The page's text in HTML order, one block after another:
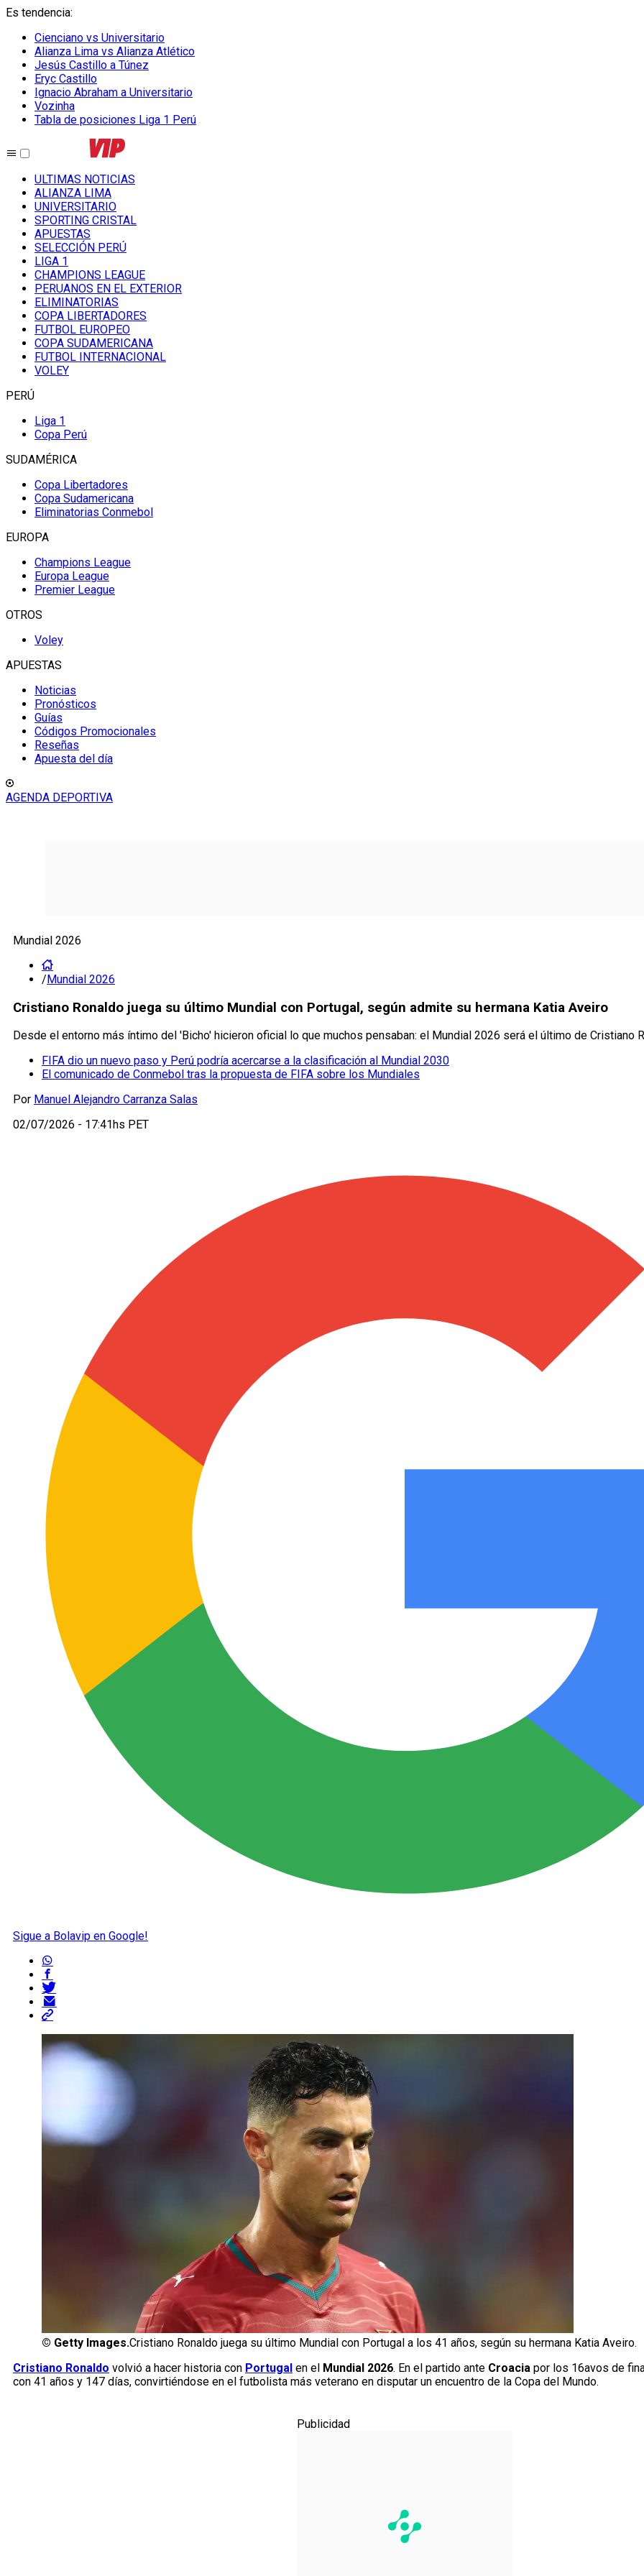
Es tendencia:
Cienciano vs Universitario
Alianza Lima vs Alianza Atlético
Jesús Castillo a Túnez
Eryc Castillo
Ignacio Abraham a Universitario
Vozinha
Tabla de posiciones Liga 1 Perú
ULTIMAS NOTICIAS
ALIANZA LIMA
UNIVERSITARIO
SPORTING CRISTAL
APUESTAS
SELECCIÓN PERÚ
LIGA 1
CHAMPIONS LEAGUE
PERUANOS EN EL EXTERIOR
ELIMINATORIAS
COPA LIBERTADORES
FUTBOL EUROPEO
COPA SUDAMERICANA
FUTBOL INTERNACIONAL
VOLEY
PERÚ
Liga 1
Copa Perú
SUDAMÉRICA
Copa Libertadores
Copa Sudamericana
Eliminatorias Conmebol
EUROPA
Champions League
Europa League
Premier League
OTROS
Voley
APUESTAS
Noticias
Pronósticos
Guías
Códigos Promocionales
Reseñas
Apuesta del día
AGENDA DEPORTIVA
Mundial 2026
/Mundial 2026
Cristiano Ronaldo juega su último Mundial con Portugal, según admite su hermana Katia Aveiro
Desde el entorno más íntimo del 'Bicho' hicieron oficial lo que muchos pensaban: el Mundial 2026 será el último de Cristiano
FIFA dio un nuevo paso y Perú podría acercarse a la clasificación al Mundial 2030
El comunicado de Conmebol tras la propuesta de FIFA sobre los Mundiales
Por Manuel Alejandro Carranza Salas
02/07/2026 - 17:41hs PET
Sigue a Bolavip en Google!
© Getty Images.Cristiano Ronaldo juega su último Mundial con Portugal a los 41 años, según su hermana Katia Aveiro.
Cristiano Ronaldo volvió a hacer historia con Portugal en el Mundial 2026. En el partido ante Croacia por los 16avos de
con 41 años y 147 días, convirtiéndose en el futbolista más veterano en disputar un encuentro de la Copa del Mundo.
Publicidad